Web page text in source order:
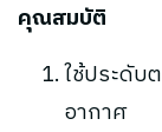
คุณสมบัติ
ใช้ประดับ
อากาศ